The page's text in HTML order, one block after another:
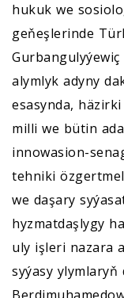
hukuk we
geňeşlerinde
alymlyk adyny
esasynda,
milli we bütin
innowasion-
tehniki
we daşary
hyzmatdaşlygy
uly işleri nazara
syýasy